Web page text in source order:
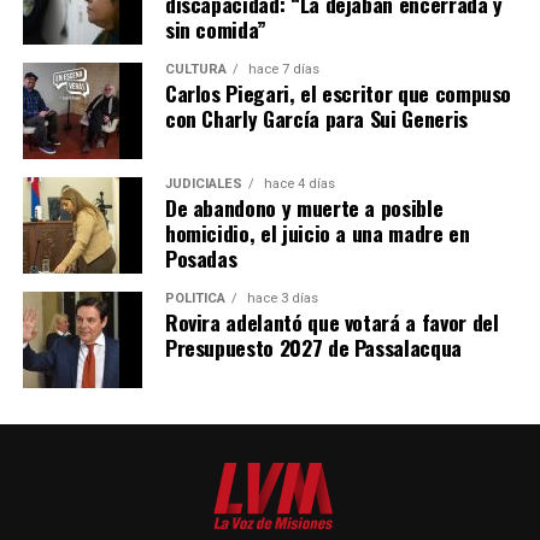
Alrededor de 400 personas marcharon en la capital provincial
Al igual que en otros puntos de la provincia y del país, la
movilización se realizó durante la sesión en la que se
debatió el proyecto de Ley de Inviolabilidad de la
Propiedad Privada en elSenado de la Nación.
Sin la parte de extranjerización del territorio, el paquete
habilitando los “desalojos exprés” de propiedades
ocupadas mediante procesos judiciales sumarísimos que
no necesitan de sentencia firme, entre otros temas.
sin comida”
CULTURA hace 7 días
Carlos Piegari, el escritor que compuso
con Charly García para Sui Generis
JUDICIALES hace 4 días
De abandono y muerte a posible
homicidio, el juicio a una madre en
Posadas
POLÍTICA hace 3 días
Rovira adelantó que votará a favor del
Presupuesto 2027 de Passalacqua